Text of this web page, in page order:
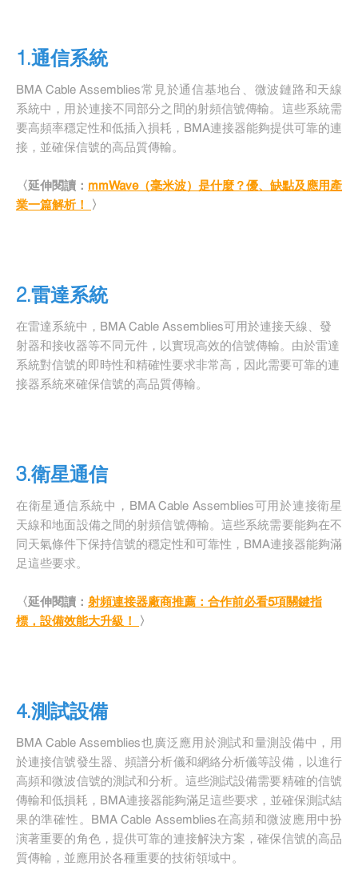
1.通信系統
BMA Cable Assemblies常見於通信基地台、微波鏈路和天線
系統中，用於連接不同部分之間的射頻信號傳輸。這些系統需
要高頻率穩定性和低插入損耗，BMA連接器能夠提供可靠的連
接，並確保信號的高品質傳輸。
〈延伸閱讀： mmWave（毫米波）是什麼？優、缺點及應用產
業一篇解析！
〉
2.雷達系統
在雷達系統中，BMA Cable Assemblies可用於連接天線、發
射器和接收器等不同元件，以實現高效的信號傳輸。由於雷達
系統對信號的即時性和精確性要求非常高，因此需要可靠的連
接器系統來確保信號的高品質傳輸。
3.衛星通信
在衛星通信系統中，BMA Cable Assemblies可用於連接衛星
天線和地面設備之間的射頻信號傳輸。這些系統需要能夠在不
同天氣條件下保持信號的穩定性和可靠性，BMA連接器能夠滿
足這些要求。
〈延伸閱讀： 射頻連接器廠商推薦：合作前必看5項關鍵指
標，設備效能大升級！
〉
4.測試設備
BMA Cable Assemblies也廣泛應用於測試和量測設備中，用
於連接信號發生器、頻譜分析儀和網絡分析儀等設備，以進行
高頻和微波信號的測試和分析。這些測試設備需要精確的信號
傳輸和低損耗，BMA連接器能夠滿足這些要求，並確保測試結
果的準確性。BMA Cable Assemblies在高頻和微波應用中扮
演著重要的角色，提供可靠的連接解決方案，確保信號的高品
質傳輸，並應用於各種重要的技術領域中。